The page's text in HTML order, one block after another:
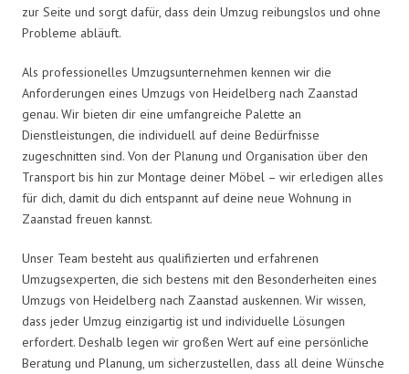
zur Seite und sorgt dafür, dass dein Umzug reibungslos und ohne
Probleme abläuft.
Als professionelles Umzugsunternehmen kennen wir die
Anforderungen eines Umzugs von Heidelberg nach Zaanstad
genau. Wir bieten dir eine umfangreiche Palette an
Dienstleistungen, die individuell auf deine Bedürfnisse
zugeschnitten sind. Von der Planung und Organisation über den
Transport bis hin zur Montage deiner Möbel – wir erledigen alles
für dich, damit du dich entspannt auf deine neue Wohnung in
Zaanstad freuen kannst.
Unser Team besteht aus qualifizierten und erfahrenen
Umzugsexperten, die sich bestens mit den Besonderheiten eines
Umzugs von Heidelberg nach Zaanstad auskennen. Wir wissen,
dass jeder Umzug einzigartig ist und individuelle Lösungen
erfordert. Deshalb legen wir großen Wert auf eine persönliche
Beratung und Planung, um sicherzustellen, dass all deine Wünsche